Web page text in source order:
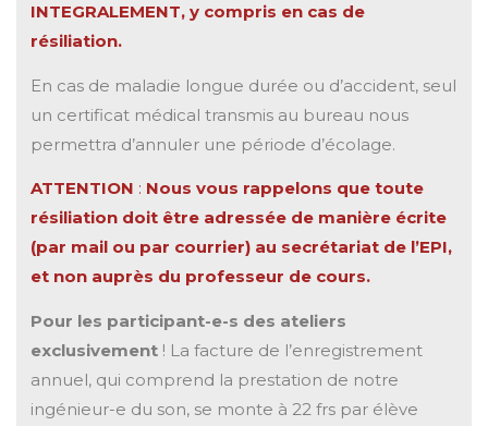
INTEGRALEMENT, y compris en cas de
résiliation.
En cas de maladie longue durée ou d’accident, seul
un certificat médical transmis au bureau nous
permettra d’annuler une période d’écolage.
ATTENTION : Nous vous rappelons que toute
résiliation doit être adressée de manière écrite
(par mail ou par courrier) au secrétariat de l’EPI,
et non auprès du professeur de cours.
Pour les participant-e-s des ateliers
exclusivement ! La facture de l’enregistrement
annuel, qui comprend la prestation de notre
ingénieur-e du son, se monte à 22 frs par élève